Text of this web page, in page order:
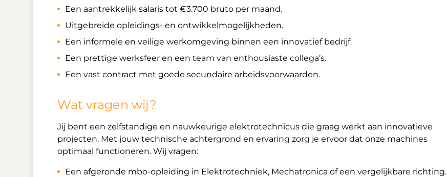
Een aantrekkelijk salaris tot €3.700 bruto per maand.
Uitgebreide opleidings- en ontwikkelmogelijkheden.
Een informele en veilige werkomgeving binnen een innovatief bedrijf.
Een prettige werksfeer en een team van enthousiaste collega’s.
Een vast contract met goede secundaire arbeidsvoorwaarden.
Wat vragen wij?
Jij bent een zelfstandige en nauwkeurige elektrotechnicus die graag werkt aan innovatieve
projecten. Met jouw technische achtergrond en ervaring zorg je ervoor dat onze machines
optimaal functioneren. Wij vragen:
Een afgeronde mbo-opleiding in Elektrotechniek, Mechatronica of een vergelijkbare richting.